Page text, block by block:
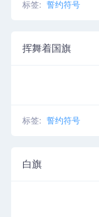
标签: 誓约符号
挥舞着国旗
标签: 誓约符号
白旗